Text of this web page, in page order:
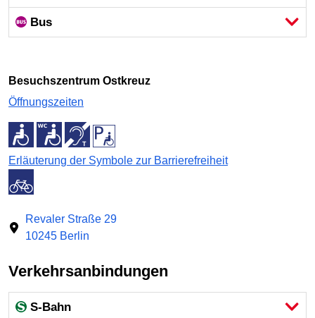
Bus
Besuchszentrum Ostkreuz
Öffnungszeiten
Erläuterung der Symbole zur Barrierefreiheit
Revaler Straße 29
10245 Berlin
Verkehrsanbindungen
S-Bahn